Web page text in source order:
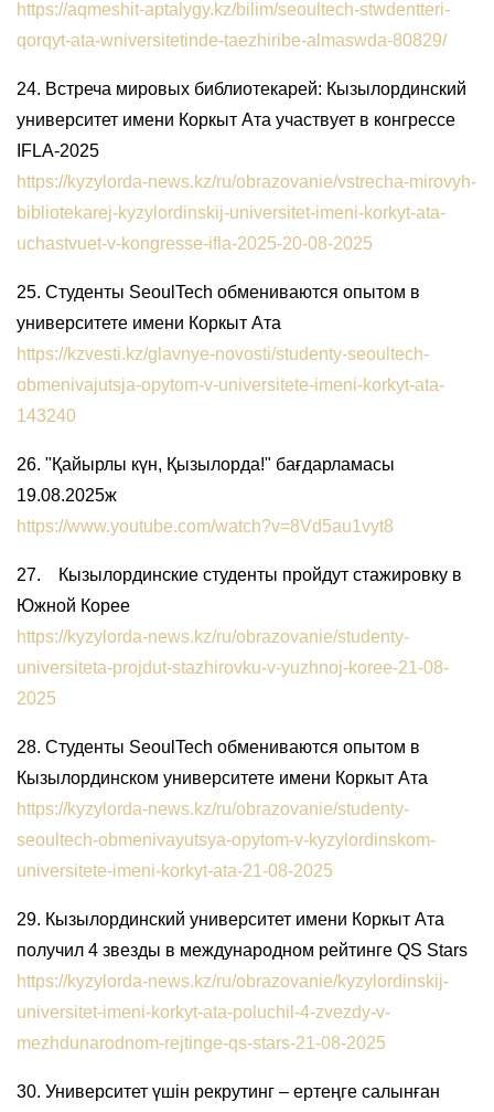
https://aqmeshit-aptalygy.kz/bilim/seoultech-stwdentteri-
qorqyt-ata-wniversitetinde-taezhiribe-almaswda-80829/
24. Встреча мировых библиотекарей: Кызылординский
университет имени Коркыт Ата участвует в конгрессе
IFLA-2025
https://kyzylorda-news.kz/ru/obrazovanie/vstrecha-mirovyh-
bibliotekarej-kyzylordinskij-universitet-imeni-korkyt-ata-
uchastvuet-v-kongresse-ifla-2025-20-08-2025
25. Студенты SeoulTech обмениваются опытом в
университете имени Коркыт Ата
https://kzvesti.kz/glavnye-novosti/studenty-seoultech-
obmenivajutsja-opytom-v-universitete-imeni-korkyt-ata-
143240
26. "Қайырлы күн, Қызылорда!" бағдарламасы
19.08.2025ж
https://www.youtube.com/watch?v=8Vd5au1vyt8
27. Кызылординские студенты пройдут стажировку в
Южной Корее
https://kyzylorda-news.kz/ru/obrazovanie/studenty-
universiteta-projdut-stazhirovku-v-yuzhnoj-koree-21-08-
2025
28. Студенты SeoulTech обмениваются опытом в
Кызылординском университете имени Коркыт Ата
https://kyzylorda-news.kz/ru/obrazovanie/studenty-
seoultech-obmenivayutsya-opytom-v-kyzylordinskom-
universitete-imeni-korkyt-ata-21-08-2025
29. Кызылординский университет имени Коркыт Ата
получил 4 звезды в международном рейтинге QS Stars
https://kyzylorda-news.kz/ru/obrazovanie/kyzylordinskij-
universitet-imeni-korkyt-ata-poluchil-4-zvezdy-v-
mezhdunarodnom-rejtinge-qs-stars-21-08-2025
30. Университет үшін рекрутинг – ертеңге салынған